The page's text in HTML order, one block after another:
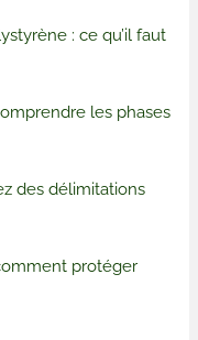
: ce qu’il faut
les phases
des délimitations
protéger